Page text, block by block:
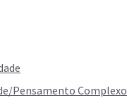
Pensamento Complexo